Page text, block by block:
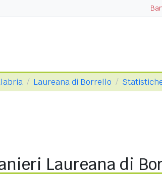
Laureana di Borrello
Laureana di